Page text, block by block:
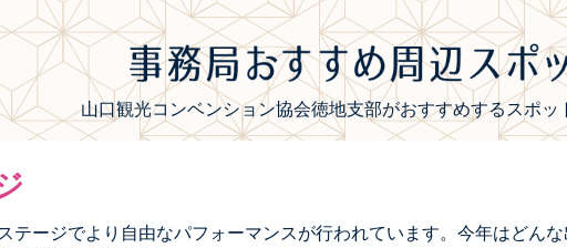
山口観光コンベンション協会徳地支部がおすすめするスポッ
テージでより自由なパフォーマンスが行われています。今年はどんな